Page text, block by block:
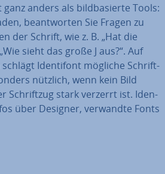
anders als bild­ba­sier­te Tools:
be­ant­wor­ten Sie Fragen zu
der Schrift, wie z. B. „Hat die
sieht das große J aus?“. Auf
Iden­ti­font mögliche Schrift­
nützlich, wenn kein Bild
Schrift­zug stark verzerrt ist. Iden­
über Designer, verwandte Fonts